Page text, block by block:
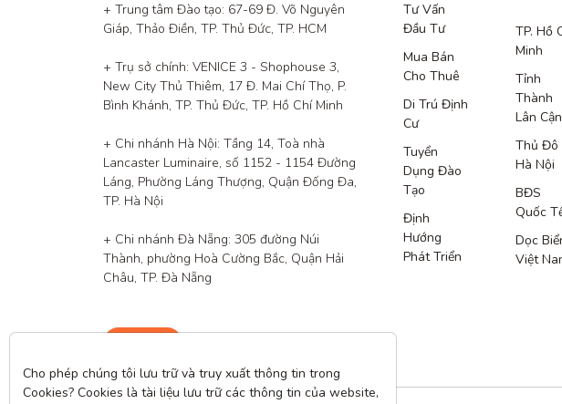
+ Trung tâm Đào tạo: 67-69 Đ. Võ Nguyên
Giáp, Thảo Điền, TP. Thủ Đức, TP. HCM
+ Trụ sở chính: VENICE 3 - Shophouse 3,
New City Thủ Thiêm, 17 Đ. Mai Chí Thọ, P.
Bình Khánh, TP. Thủ Đức, TP. Hồ Chí Minh
+ Chi nhánh Hà Nội: Tầng 14, Toà nhà
Lancaster Luminaire, số 1152 - 1154 Đường
Láng, Phường Láng Thượng, Quận Đống Đa,
TP. Hà Nội
+ Chi nhánh Đà Nẵng: 305 đường Núi
Thành, phường Hoà Cường Bắc, Quận Hải
Châu, TP. Đà Nẵng
Tư Vấn
Đầu Tư
Mua Bán
Cho Thuê
Di Trú Định
Cư
Tuyển
Dụng Đào
Tạo
Định
Hướng
Phát Triển
TP. Hồ
Minh
Tỉnh
Thành
Lân Cận
Thủ Đô
Hà Nội
BĐS
Quốc
Dọc
Việt
Cho phép chúng tôi lưu trữ và truy xuất thông tin trong
Cookies? Cookies là tài liệu lưu trữ các thông tin của website,